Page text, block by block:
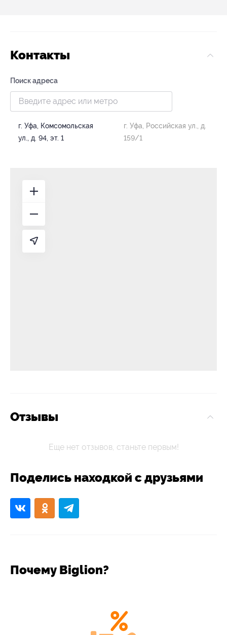
Контакты
Поиск адреса
г. Уфа, Комсомольская
ул., д. 94, эт. 1
г. Уфа, Российская ул., д.
159/1
Отзывы
Еще нет отзывов, станьте первым!
Поделись находкой с друзьями
Почему Biglion?